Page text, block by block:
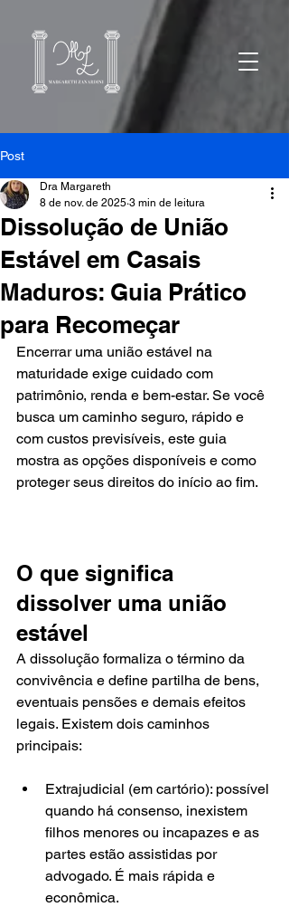
Post
Dissolução de União
Estável em Casais
Maduros: Guia Prático
para Recomeçar
Dra Margareth
8 de nov. de 2025 3 min de leitura
Encerrar uma união estável na
maturidade exige cuidado com
patrimônio, renda e bem-estar. Se você
busca um caminho seguro, rápido e
com custos previsíveis, este guia
mostra as opções disponíveis e como
proteger seus direitos do início ao fim.
O que significa
dissolver uma união
estável
A dissolução formaliza o término da
convivência e define partilha de bens,
eventuais pensões e demais efeitos
legais. Existem dois caminhos
principais:
Extrajudicial (em cartório): possível
quando há consenso, inexistem
filhos menores ou incapazes e as
partes estão assistidas por
advogado. É mais rápida e
econômica.